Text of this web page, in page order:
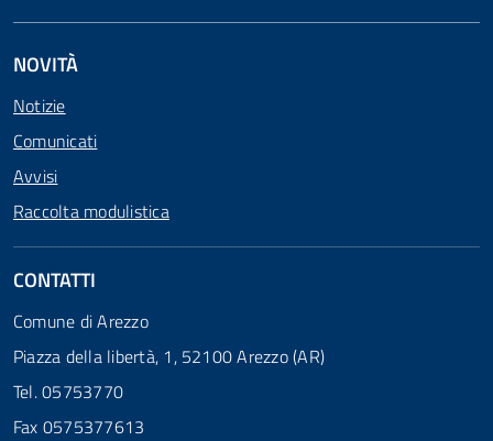
NOVITÀ
Notizie
Comunicati
Avvisi
Raccolta modulistica
CONTATTI
Comune di Arezzo
Piazza della libertà, 1, 52100 Arezzo (AR)
Tel. 05753770
Fax 0575377613